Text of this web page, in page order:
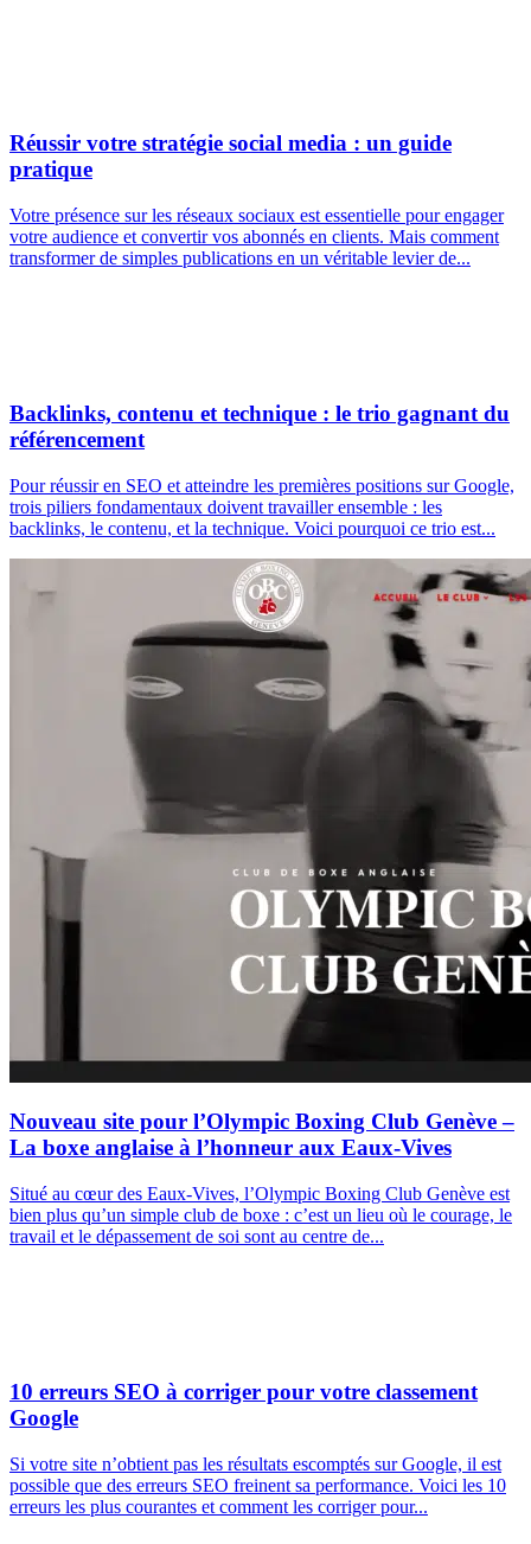
Réussir votre stratégie social media : un guide
pratique
Votre présence sur les réseaux sociaux est essentielle pour engager
votre audience et convertir vos abonnés en clients. Mais comment
transformer de simples publications en un véritable levier de...
Backlinks, contenu et technique : le trio gagnant du
référencement
Pour réussir en SEO et atteindre les premières positions sur Google,
trois piliers fondamentaux doivent travailler ensemble : les
backlinks, le contenu, et la technique. Voici pourquoi ce trio est...
Nouveau site pour l’Olympic Boxing Club Genève –
La boxe anglaise à l’honneur aux Eaux-Vives
Situé au cœur des Eaux-Vives, l’Olympic Boxing Club Genève est
bien plus qu’un simple club de boxe : c’est un lieu où le courage, le
travail et le dépassement de soi sont au centre de...
10 erreurs SEO à corriger pour votre classement
Google
Si votre site n’obtient pas les résultats escomptés sur Google, il est
possible que des erreurs SEO freinent sa performance. Voici les 10
erreurs les plus courantes et comment les corriger pour...